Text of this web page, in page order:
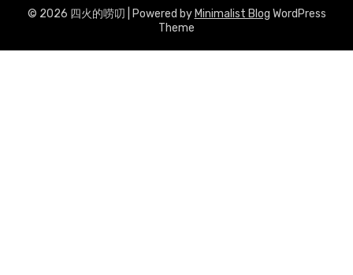
© 2026 四火的唠叨 | Powered by Minimalist Blog WordPress
Theme